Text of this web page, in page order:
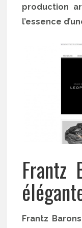
production
l’essence
Frantz
Frantz Barons